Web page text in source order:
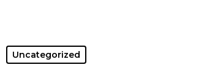
Uncategorized